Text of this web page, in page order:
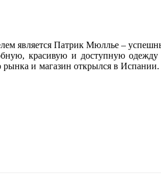
является Патрик Мюллье –
красивую и доступную
и магазин открылся в